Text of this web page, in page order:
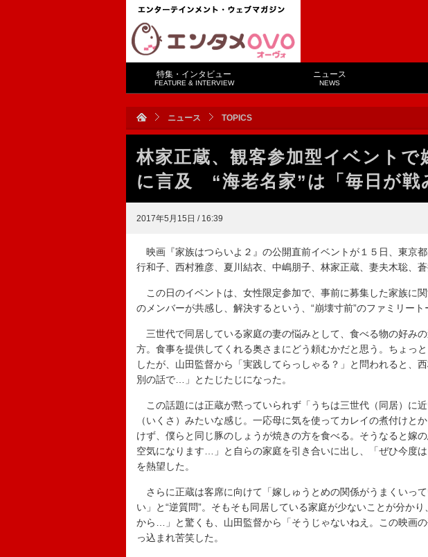
特集・インタビュー
FEATURE & INTERVIEW
ニュース
NEWS
ニュース TOPICS
林家正蔵、観客参加型イベントで
に言及 “海老名家”は「毎日が戦
2017年5月15日 / 16:39
映画『家族はつらいよ２』の公開直前イベントが１５日、東京
行和子、西村雅彦、夏川結衣、中嶋朋子、林家正蔵、妻夫木聡、
この日のイベントは、女性限定参加で、事前に募集した家族に
のメンバーが共感し、解決するという、“崩壊寸前”のファミリート
三世代で同居している家庭の妻の悩みとして、食べる物の好み
方。食事を提供してくれる奥さまにどう頼むかだと思う。ちょっ
したが、山田監督から「実践してらっしゃる？」と問われると、
別の話で…」とたじたじになった。
この話題には正蔵が黙っていられず「うちは三世代（同居）に
（いくさ）みたいな感じ。一応母に気を使ってカレイの煮付けと
けず、僕らと同じ豚のしょうが焼きの方を食べる。そうなると嫁
空気になります…」と自らの家庭を引き合いに出し、「ぜひ今度
を熱望した。
さらに正蔵は客席に向けて「嫁しゅうとめの関係がうまくいっ
い」と“逆質問”。そもそも同居している家庭が少ないことが分か
から…」と驚くも、山田監督から「そうじゃないねえ。この映画
っ込まれ苦笑した。